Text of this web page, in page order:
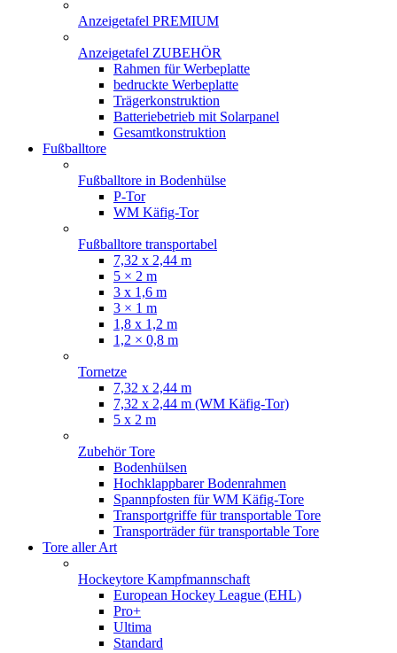
Anzeigetafel PREMIUM
Anzeigetafel ZUBEHÖR
Rahmen für Werbeplatte
bedruckte Werbeplatte
Trägerkonstruktion
Batteriebetrieb mit Solarpanel
Gesamtkonstruktion
Fußballtore
Fußballtore in Bodenhülse
P-Tor
WM Käfig-Tor
Fußballtore transportabel
7,32 x 2,44 m
5 × 2 m
3 x 1,6 m
3 × 1 m
1,8 x 1,2 m
1,2 × 0,8 m
Tornetze
7,32 x 2,44 m
7,32 x 2,44 m (WM Käfig-Tor)
5 x 2 m
Zubehör Tore
Bodenhülsen
Hochklappbarer Bodenrahmen
Spannpfosten für WM Käfig-Tore
Transportgriffe für transportable Tore
Transporträder für transportable Tore
Tore aller Art
Hockeytore Kampfmannschaft
European Hockey League (EHL)
Pro+
Ultima
Standard